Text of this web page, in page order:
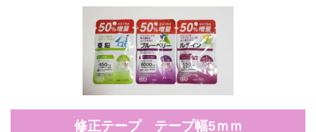
修正テープ テープ幅5ｍｍ